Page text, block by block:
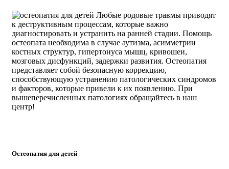
Любые родовые травмы приводят
к деструктивным процессам, которые важно
диагностировать и устранить на ранней стадии. Помощь
остеопата необходима в случае аутизма, асимметрии
костных структур, гипертонуса мышц, кривошеи,
мозговых дисфункций, задержки развития. Остеопатия
представляет собой безопасную коррекцию,
способствующую устранению патологических синдромов
и факторов, которые привели к их появлению. При
вышеперечисленных патологиях обращайтесь в наш
центр!
Остеопатия для детей